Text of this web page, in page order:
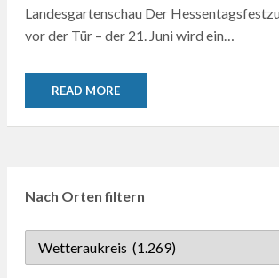
Landesgartenschau Der
vor der Tür – der 21. Juni wird ein…
READ MORE
Nach Orten filtern